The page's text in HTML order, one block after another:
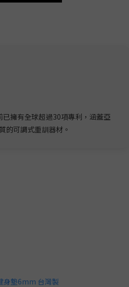
擁有全球超過30項專利，涵蓋亞
的可調式重訓器材。